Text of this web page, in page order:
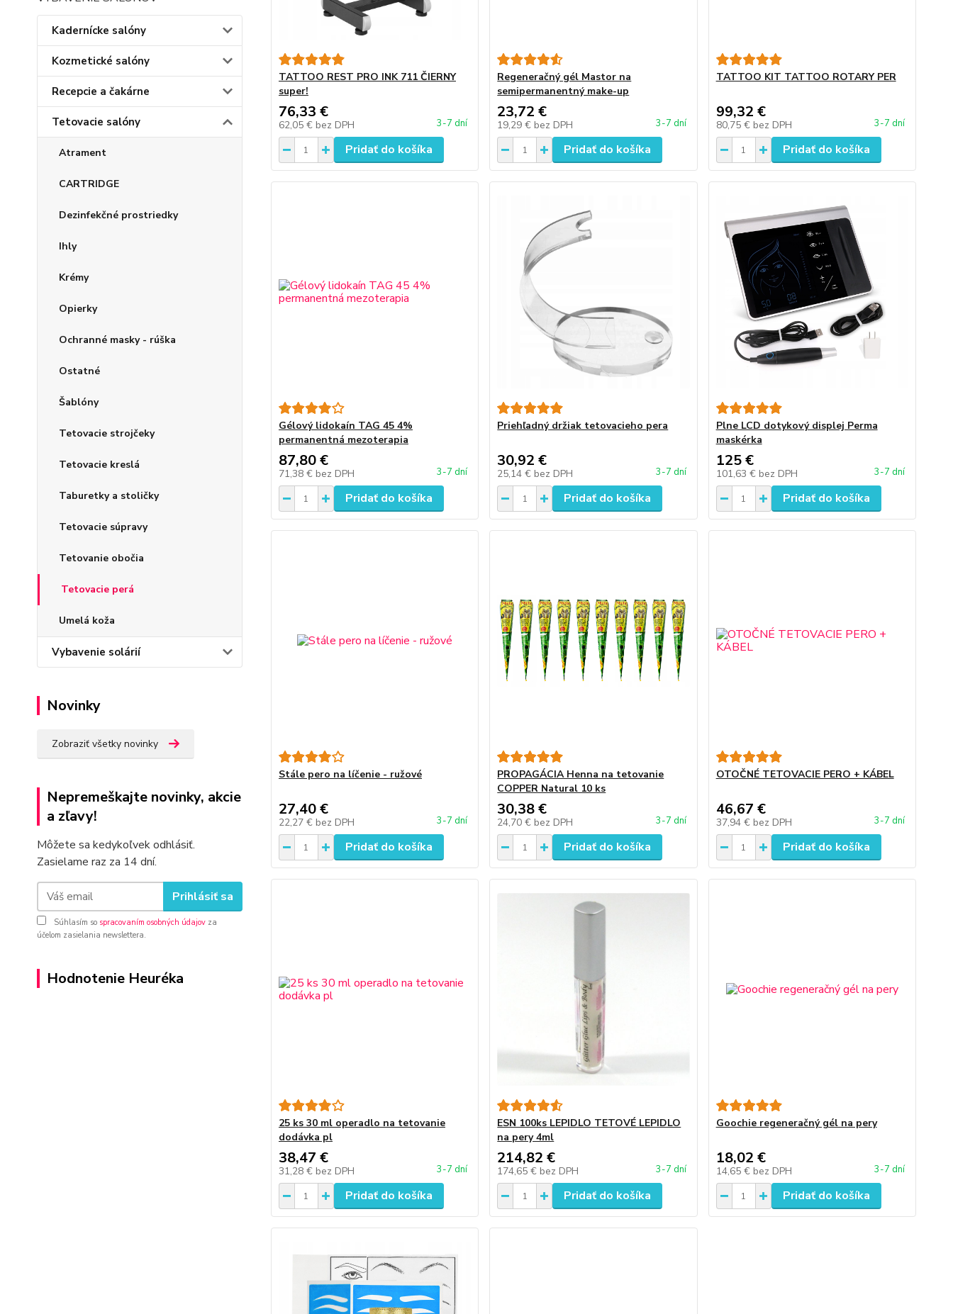
Kadernícke salóny
Kozmetické salóny
Recepcie a čakárne
Tetovacie salóny
Atrament
CARTRIDGE
Dezinfekčné prostriedky
Ihly
Krémy
Opierky
Ochranné masky - rúška
Ostatné
Šablóny
Tetovacie strojčeky
Tetovacie kreslá
Taburetky a stoličky
Tetovacie súpravy
Tetovanie obočia
Tetovacie perá
Umelá koža
Vybavenie solárií
Novinky
Zobraziť všetky novinky
Nepremeškajte novinky, akcie
a zľavy!
Môžete sa kedykoľvek odhlásiť.
Zasielame raz za 14 dní.
Prihlásiť sa
Súhlasím so spracovaním osobných údajov za
účelom zasielania newslettera.
Hodnotenie Heuréka
TATTOO REST PRO INK 711 ČIERNY
super!
76,33 €
62,05 € bez DPH 3-7 dní
Pridať do košíka
Regeneračný gél Mastor na
semipermanentný make-up
23,72 €
19,29 € bez DPH 3-7 dní
Pridať do košíka
TATTOO KIT TATTOO ROTARY PER
99,32 €
80,75 € bez DPH 3-7 dní
Pridať do košíka
Gélový lidokaín TAG 45 4%
permanentná mezoterapia
87,80 €
71,38 € bez DPH 3-7 dní
Pridať do košíka
Priehľadný držiak tetovacieho pera
30,92 €
25,14 € bez DPH 3-7 dní
Pridať do košíka
Plne LCD dotykový displej Perma
maskérka
125 €
101,63 € bez DPH 3-7 dní
Pridať do košíka
Stále pero na líčenie - ružové
27,40 €
22,27 € bez DPH 3-7 dní
Pridať do košíka
PROPAGÁCIA Henna na tetovanie
COPPER Natural 10 ks
30,38 €
24,70 € bez DPH 3-7 dní
Pridať do košíka
OTOČNÉ TETOVACIE PERO + KÁBEL
46,67 €
37,94 € bez DPH 3-7 dní
Pridať do košíka
25 ks 30 ml operadlo na tetovanie
dodávka pl
38,47 €
31,28 € bez DPH 3-7 dní
Pridať do košíka
ESN 100ks LEPIDLO TETOVÉ LEPIDLO
na pery 4ml
214,82 €
174,65 € bez DPH 3-7 dní
Pridať do košíka
Goochie regeneračný gél na pery
18,02 €
14,65 € bez DPH 3-7 dní
Pridať do košíka